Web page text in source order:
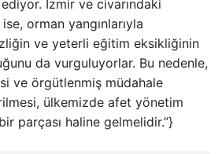
ediyor. İzmir ve civarındaki
orman yangınlarıyla
ve yeterli eğitim eksikliğinin
da vurguluyorlar. Bu nedenle,
ve örgütlenmiş müdahale
ülkemizde afet yönetim
parçası haline gelmelidir.”}